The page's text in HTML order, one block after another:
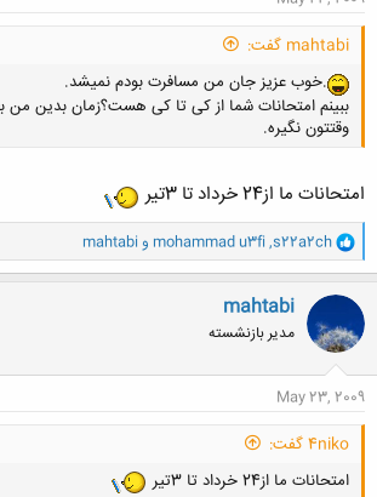
mahtabi گفت:
.خوب عزیز جان من مسافرت بودم نمیشد.
ببینم امتحانات شما از کی تا کی هست؟زمان بدین من
وقتتون نگیره.
کلیک کنید تا باز شود...
امتحانات ما از24 خرداد تا 3تير
و
ا
ک
ن
ش
ه
ا
s22a2ch
,
mohammad u3fi و mahtabi
mahtabi
مدیر بازنشسته
May 23, 2009
4niko گفت:
امتحانات ما از24 خرداد تا 3تير